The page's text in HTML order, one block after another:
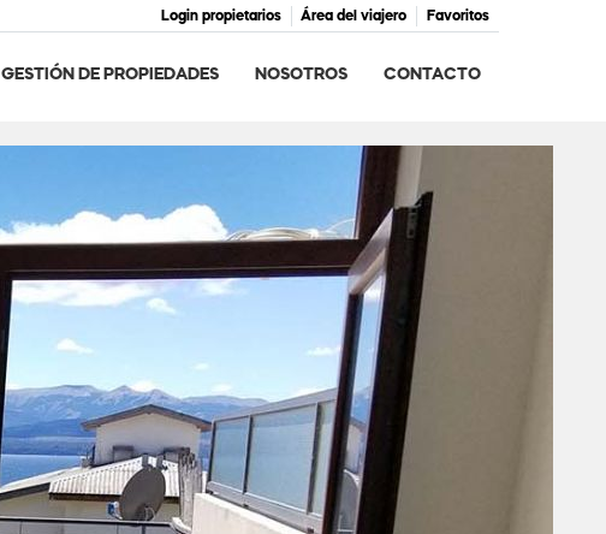
Favoritos
Área del viajero
Login propietarios
GESTIÓN DE PROPIEDADES NOSOTROS CONTACTO